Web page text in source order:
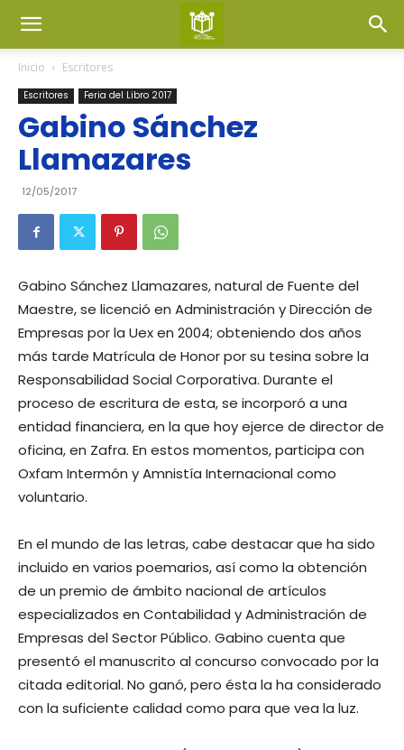
Inicio Escritores
Escritores Feria del Libro 2017
Gabino Sánchez
Llamazares
12/05/2017
Gabino Sánchez Llamazares, natural de Fuente del
Maestre, se licenció en Administración y Dirección de
Empresas por la Uex en 2004; obteniendo dos años
más tarde Matrícula de Honor por su tesina sobre la
Responsabilidad Social Corporativa. Durante el
proceso de escritura de esta, se incorporó a una
entidad financiera, en la que hoy ejerce de director de
oficina, en Zafra. En estos momentos, participa con
Oxfam Intermón y Amnistía Internacional como
voluntario.
En el mundo de las letras, cabe destacar que ha sido
incluido en varios poemarios, así como la obtención
de un premio de ámbito nacional de artículos
especializados en Contabilidad y Administración de
Empresas del Sector Público. Gabino cuenta que
presentó el manuscrito al concurso convocado por la
citada editorial. No ganó, pero ésta la ha considerado
con la suficiente calidad como para que vea la luz.